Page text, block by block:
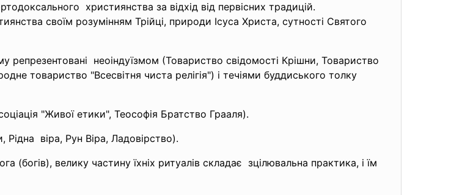
християнства за відхід від первісних традицій.
своїм розумінням Трійці, природи Ісуса Христа, сутності Святого
репрезентовані неоіндуїзмом (Товариство свідомості Крішни, Товариство
товариство "Всесвітня чиста релігія") і течіями буддиського толку
"Живої етики", Теософія Братство Грааля).
віра, Рун Віра, Ладовірство).
(богів), велику частину їхніх ритуалів складає зцілювальна практика, і їм